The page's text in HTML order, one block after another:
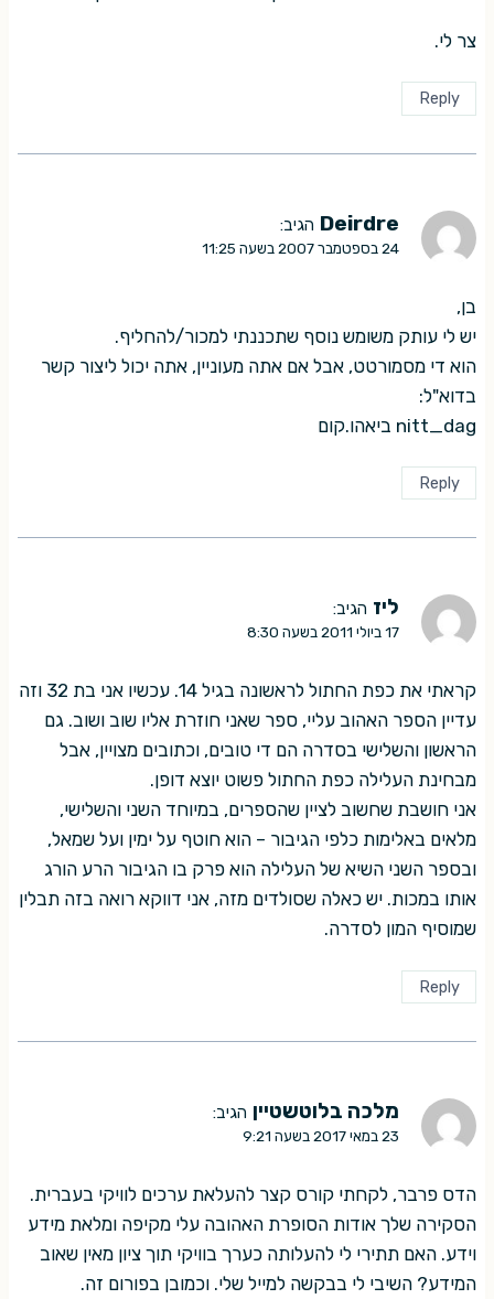
צר לי.
Reply
Deirdre הגיב:
24 בספטמבר 2007 בשעה 11:25
בן,
יש לי עותק משומש נוסף שתכננתי למכור/להחליף.
הוא די מסמורטט, אבל אם אתה מעוניין, אתה יכול ליצור קשר
בדוא"ל:
nitt_dag ביאהו.קום
Reply
ליז הגיב:
17 ביולי 2011 בשעה 8:30
קראתי את כפת החתול לראשונה בגיל 14. עכשיו אני בת 32 וזה
עדיין הספר האהוב עליי, ספר שאני חוזרת אליו שוב ושוב. גם
הראשון והשלישי בסדרה הם די טובים, וכתובים מצויין, אבל
מבחינת העלילה כפת החתול פשוט יוצא דופן.
אני חושבת שחשוב לציין שהספרים, במיוחד השני והשלישי,
מלאים באלימות כלפי הגיבור – הוא חוטף על ימין ועל שמאל,
ובספר השני השיא של העלילה הוא פרק בו הגיבור הרע הורג
אותו במכות. יש כאלה שסולדים מזה, אני דווקא רואה בזה תבלין
שמוסיף המון לסדרה.
Reply
מלכה בלוטשטיין הגיב:
23 במאי 2017 בשעה 9:21
הדס פרבר, לקחתי קורס קצר להעלאת ערכים לוויקי בעברית.
הסקירה שלך אודות הסופרת האהובה עלי מקיפה ומלאת מידע
וידע. האם תתירי לי להעלותה כערך בוויקי תוך ציון מאין שאוב
המידע? השיבי לי בבקשה למייל שלי. וכמובן בפורום זה.